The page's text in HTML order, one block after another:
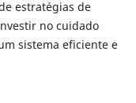
estratégias de
no cuidado
sistema eficiente e